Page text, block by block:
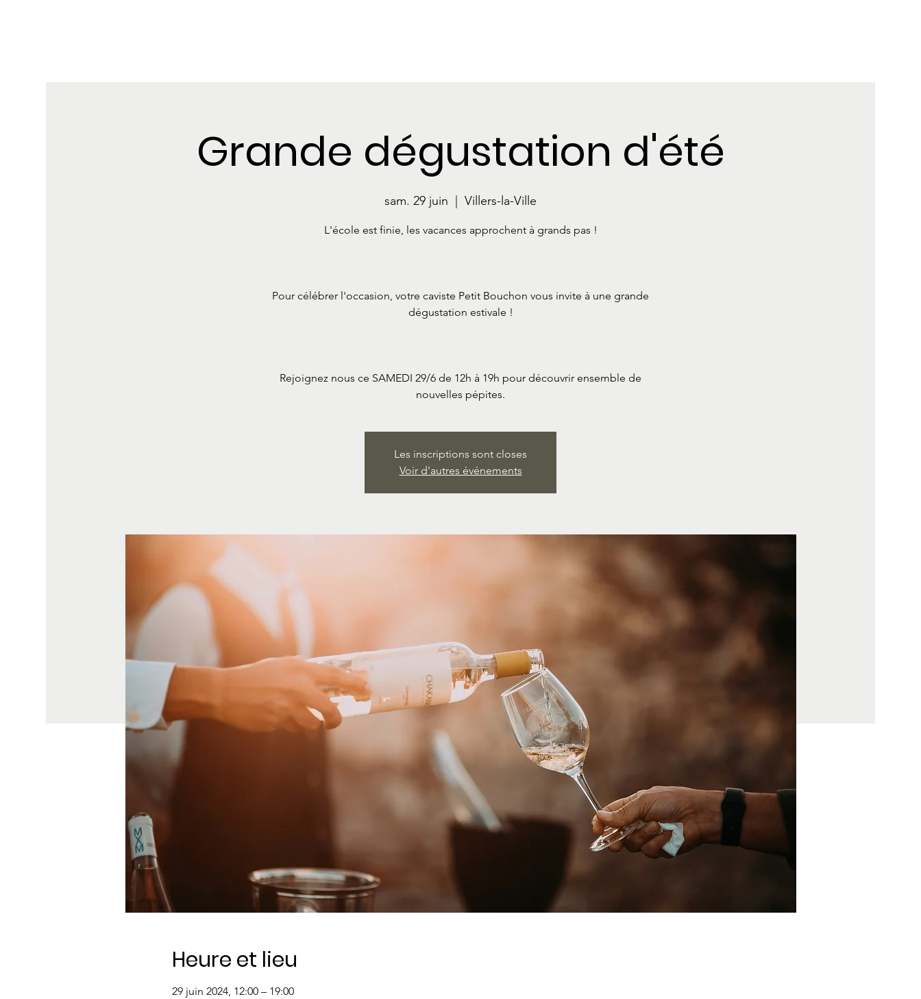
Grande dégustation d'été
sam. 29 juin Villers-la-Ville
L'école est finie, les vacances approchent à grands pas !
Pour célébrer l'occasion, votre caviste Petit Bouchon vous invite à une grande
dégustation estivale !
Rejoignez nous ce SAMEDI 29/6 de 12h à 19h pour découvrir ensemble de
nouvelles pépites.
Les inscriptions sont closes
Voir d'autres événements
Heure et lieu
29 juin 2024, 12:00 – 19:00